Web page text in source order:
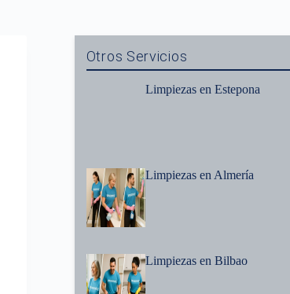
Otros Servicios
Limpiezas en Estepona
Limpiezas en Almería
Limpiezas en Bilbao